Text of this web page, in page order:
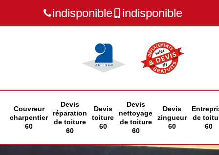
indisponible indisponible
Couvreur
charpentier
60
Devis
réparation
de toiture
60
Devis
toiture
60
Devis
nettoyage
de toiture
60
Devis
zingueur
60
de
60